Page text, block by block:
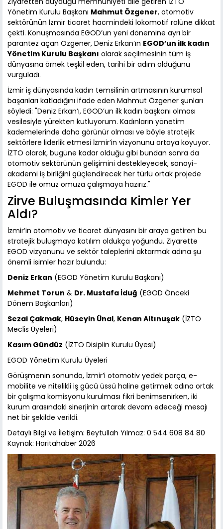
Yönetim Kurulu Başkanı Mahmut Özgener, otomotiv
sektörünün İzmir ticaret hacmindeki lokomotif rolüne dikkat
çekti. Konuşmasında EGOD’un yeni dönemine ayrı bir
parantez açan Özgener, Deniz Erkan’ın EGOD’un ilk kadın
Yönetim Kurulu Başkanı olarak seçilmesinin tüm iş
dünyasına örnek teşkil eden, tarihi bir adım olduğunu
vurguladı.
İzmir iş dünyasında kadın temsilinin artmasının kurumsal
başarıları katladığını ifade eden Mahmut Özgener şunları
söyledi: "Deniz Erkan’ı, EGOD’un ilk kadın başkanı olması
vesilesiyle yürekten kutluyorum. Kadınların yönetim
kademelerinde daha görünür olması ve böyle stratejik
sektörlere liderlik etmesi İzmir’in vizyonunu ortaya koyuyor.
İZTO olarak, bugüne kadar olduğu gibi bundan sonra da
otomotiv sektörünün gelişimini destekleyecek, sanayi-
akademi iş birliğini güçlendirecek her türlü ortak projede
EGOD ile omuz omuza çalışmaya hazırız."
Zirve Buluşmasında Kimler Yer
Aldı?
İzmir’in otomotiv ve ticaret dünyasını bir araya getiren bu
stratejik buluşmaya katılım oldukça yoğundu. Ziyarette
EGOD vizyonunu ve sektör taleplerini aktarmak adına şu
önemli isimler hazır bulundu:
Deniz Erkan (EGOD Yönetim Kurulu Başkanı)
Mehmet Torun & Dr. Mustafa İduğ (EGOD Önceki
Dönem Başkanları)
Sezai Çakmak, Hüseyin Ünal, Kenan Altınuşak (İZTO
Meclis Üyeleri)
Kasım Gündüz (İZTO Disiplin Kurulu Üyesi)
EGOD Yönetim Kurulu Üyeleri
Görüşmenin sonunda, İzmir’i otomotiv yedek parça, e-
mobilite ve nitelikli iş gücü üssü haline getirmek adına ortak
bir çalışma komisyonu kurulması fikri benimsenirken, iki
kurum arasındaki sinerjinin artarak devam edeceği mesajı
net bir şekilde verildi.
Detaylı Bilgi ve İletişim: Beytullah Yılmaz: 0 544 608 84 80
Kaynak: Haritahaber 2026